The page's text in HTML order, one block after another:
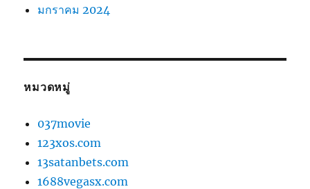
มกราคม 2024
หมวดหมู่
037movie
123xos.com
13satanbets.com
1688vegasx.com